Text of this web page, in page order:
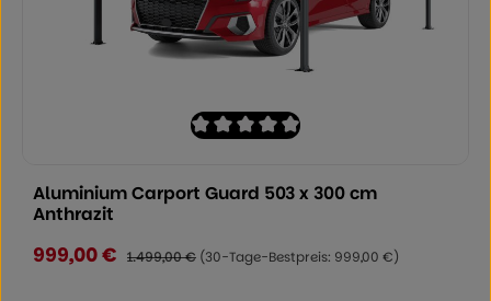
Aluminium Carport Guard 503 x 300 cm
Anthrazit
Verkaufspreis:
999,00 € Regulärer Preis:
1.499,00 € (30-Tage-Bestpreis: 999,00 €)